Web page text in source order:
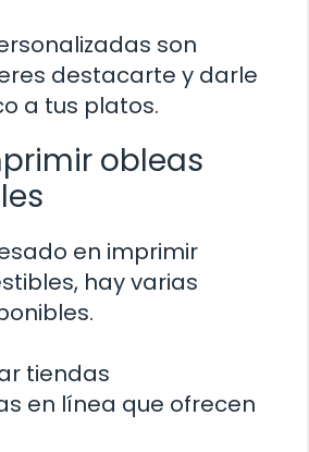
son
destacarte y darle
a tus platos.
obleas
en imprimir
hay varias
tiendas
en línea que ofrecen